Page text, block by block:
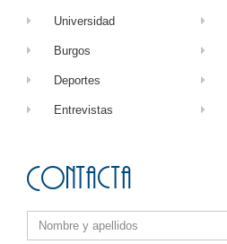
Universidad
Burgos
Deportes
Entrevistas
Contacta